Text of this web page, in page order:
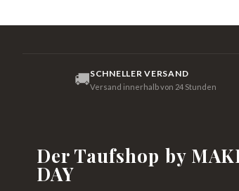
🚚SCHNELLER VERSAND
Versand innerhalb von 24 Stunden
Der Taufshop by
DAY